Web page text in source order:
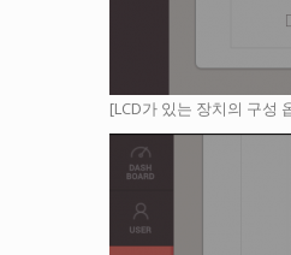
[LCD가 있는 장치의 구성